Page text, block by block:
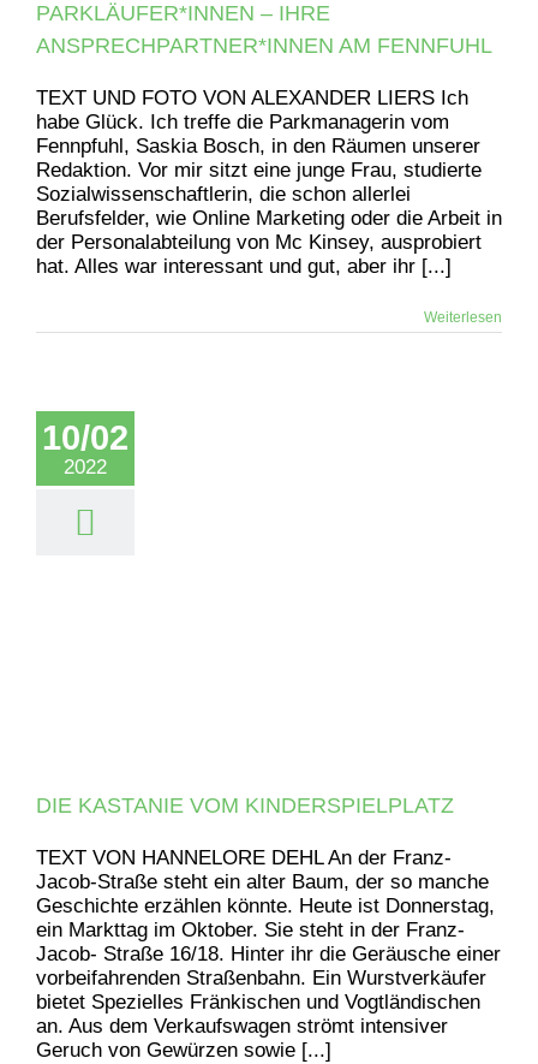
PARKLÄUFER*INNEN – IHRE
ANSPRECHPARTNER*INNEN AM FENNFUHL
TEXT UND FOTO VON ALEXANDER LIERS Ich
habe Glück. Ich treffe die Parkmanagerin vom
Fennpfuhl, Saskia Bosch, in den Räumen unserer
Redaktion. Vor mir sitzt eine junge Frau, studierte
Sozialwissenschaftlerin, die schon allerlei
Berufsfelder, wie Online Marketing oder die Arbeit in
der Personalabteilung von Mc Kinsey, ausprobiert
hat. Alles war interessant und gut, aber ihr [...]
Weiterlesen
10/02
2022
DIE KASTANIE VOM KINDERSPIELPLATZ
TEXT VON HANNELORE DEHL An der Franz-
Jacob-Straße steht ein alter Baum, der so manche
Geschichte erzählen könnte. Heute ist Donnerstag,
ein Markttag im Oktober. Sie steht in der Franz-
Jacob- Straße 16/18. Hinter ihr die Geräusche einer
vorbeifahrenden Straßenbahn. Ein Wurstverkäufer
bietet Spezielles Fränkischen und Vogtländischen
an. Aus dem Verkaufswagen strömt intensiver
Geruch von Gewürzen sowie [...]